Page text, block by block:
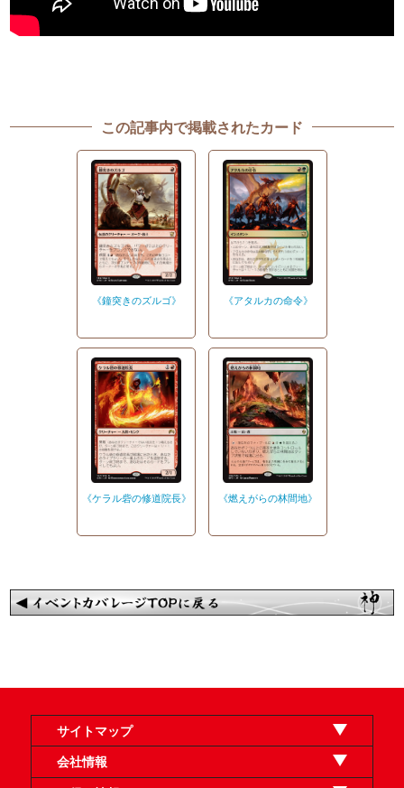
この記事内で掲載されたカード
《鐘突きのズルゴ》 《アタルカの命令》
《ケラル砦の修道院長》 《燃えがらの林間地》
サイトマップ
オンラインショップ
買取
記事
選手一覧
デッキ検索
デッキ構築
イベント・大会
店舗のご案内
お問い合わせ
ヘルプ
FAQ
会社情報